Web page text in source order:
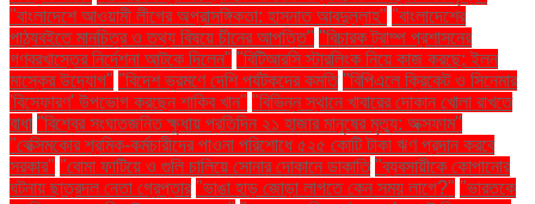
"বাংলাদেশে আওয়ামী লীগের অপ্রাসঙ্গিকতা: হাসনাত আবদুল্লাহ" "বাংলাদেশের
পাঠ্যবইতে মানচিত্র ও তথ্য বিষয়ে চীনের আপত্তি" "বিচারক ট্রাম্প প্রশাসনের
গণবরখাস্তের নির্দেশনা আটকে দিলেন" "বিটিআরসি স্টারলিংক নিয়ে কাজ করছে: ইলন
মাস্কের উদ্যোগ" "বিদেশ ভ্রমণে দেশি পর্যটকদের কমতি "বিপিএলে ক্রিকেট ও সিনেমার
'বিস্ফোরণ' উপভোগ করছেন শাকিব খান" "বিভিন্ন স্থানে খাবারের দোকান খোলা রাখতে
বাধা "বিশ্বের সংঘাতজনিত ক্ষুধায় প্রতিদিন ২১ হাজার মানুষের মৃত্যু: অক্সফাম"
"বেক্সিমকোর শ্রমিক-কর্মচারীদের পাওনা পরিশোধে ৫২৫ কোটি টাকা ঋণ প্রদান করবে
সরকার" "বোমা ফাটিয়ে ও গুলি চালিয়ে সোনার দোকানে ডাকাতি "ব্যবসায়ীকে কোপানোর
ঘটনায় ছাত্রদল নেতা গ্রেপ্তার "ভাঙা হাড় জোড়া লাগতে কেন সময় লাগে?" "ভারতকে